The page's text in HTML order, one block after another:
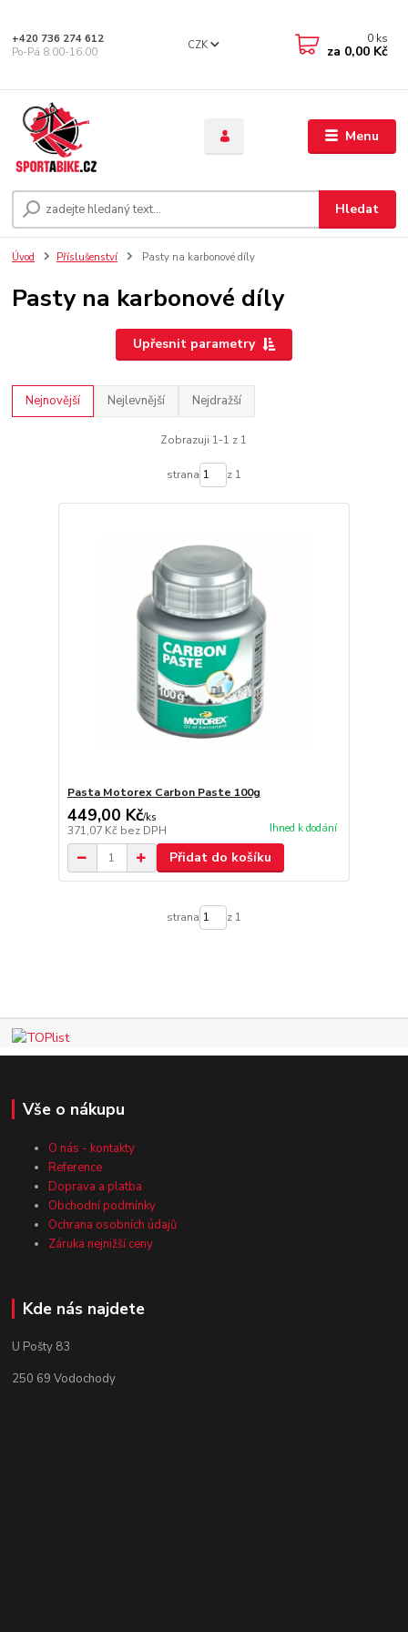
Menu
CZK
Hledat
+420 736 274 612
Po-Pá 8.00-16.00
0 ks
za 0,00 Kč
Úvod Příslušenství Pasty na karbonové díly
Pasty na karbonové díly
Upřesnit parametry
Nejnovější Nejlevnější Nejdražší
Zobrazuji 1-1 z 1
strana z 1
Pasta Motorex Carbon Paste 100g
449,00 Kč/ks
371,07 Kč bez DPH Ihned k dodání
Přidat do košíku
strana z 1
Vše o nákupu
O nás - kontakty
Reference
Doprava a platba
Obchodní podmínky
Ochrana osobních údajů
Záruka nejnižší ceny
Kde nás najdete
U Pošty 83
250 69 Vodochody